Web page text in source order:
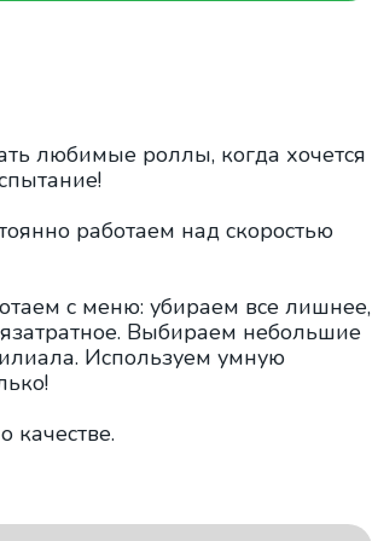
любимые роллы, когда хочется
работаем над скоростью
с меню: убираем все лишнее,
Выбираем небольшие
Используем умную
качестве.